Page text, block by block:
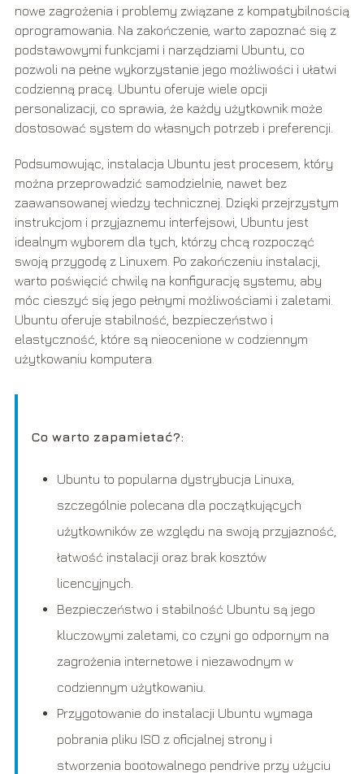
nowe zagrożenia i problemy związane z kompatybilnością
oprogramowania. Na zakończenie, warto zapoznać się z
podstawowymi funkcjami i narzędziami Ubuntu, co
pozwoli na pełne wykorzystanie jego możliwości i ułatwi
codzienną pracę. Ubuntu oferuje wiele opcji
personalizacji, co sprawia, że każdy użytkownik może
dostosować system do własnych potrzeb i preferencji.
Podsumowując, instalacja Ubuntu jest procesem, który
można przeprowadzić samodzielnie, nawet bez
zaawansowanej wiedzy technicznej. Dzięki przejrzystym
instrukcjom i przyjaznemu interfejsowi, Ubuntu jest
idealnym wyborem dla tych, którzy chcą rozpocząć
swoją przygodę z Linuxem. Po zakończeniu instalacji,
warto poświęcić chwilę na konfigurację systemu, aby
móc cieszyć się jego pełnymi możliwościami i zaletami.
Ubuntu oferuje stabilność, bezpieczeństwo i
elastyczność, które są nieocenione w codziennym
użytkowaniu komputera.
Co warto zapamietać?:
Ubuntu to popularna dystrybucja Linuxa,
szczególnie polecana dla początkujących
użytkowników ze względu na swoją przyjazność,
łatwość instalacji oraz brak kosztów
licencyjnych.
Bezpieczeństwo i stabilność Ubuntu są jego
kluczowymi zaletami, co czyni go odpornym na
zagrożenia internetowe i niezawodnym w
codziennym użytkowaniu.
Przygotowanie do instalacji Ubuntu wymaga
pobrania pliku ISO z oficjalnej strony i
stworzenia bootowalnego pendrive przy użyciu